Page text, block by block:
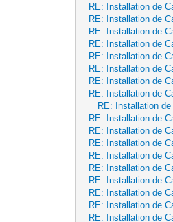
RE: Installation de
RE: Installation de
RE: Installation de
RE: Installation de
RE: Installation de
RE: Installation de
RE: Installation de
RE: Installation de
RE: Installation de
RE: Installation de
RE: Installation de
RE: Installation de
RE: Installation de
RE: Installation de
RE: Installation de
RE: Installation de
RE: Installation de
RE: Installation de